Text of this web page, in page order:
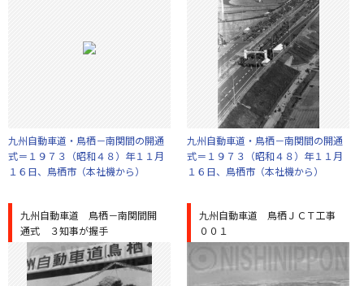
九州自動車道・鳥栖－南関間の開通
式＝１９７３（昭和４８）年１１月
１６日、鳥栖市（本社機から）
九州自動車道・鳥栖－南関間の開通
式＝１９７３（昭和４８）年１１月
１６日、鳥栖市（本社機から）
九州自動車道 鳥栖－南関間開
通式 ３知事が握手
九州自動車道 鳥栖ＪＣＴ工事
００１